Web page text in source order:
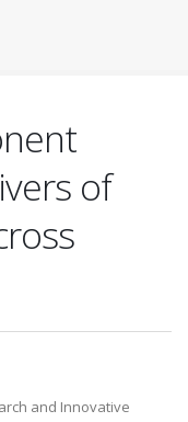
of
and Innovative